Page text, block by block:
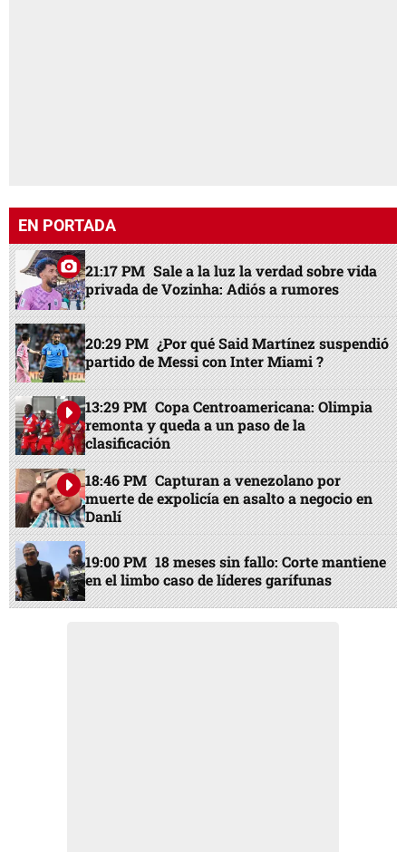
EN PORTADA
21:17 PM Sale a la luz la verdad sobre vida
privada de Vozinha: Adiós a rumores
20:29 PM ¿Por qué Said Martínez suspendió
partido de Messi con Inter Miami ?
13:29 PM Copa Centroamericana: Olimpia
remonta y queda a un paso de la
clasificación
18:46 PM Capturan a venezolano por
muerte de expolicía en asalto a negocio en
Danlí
19:00 PM 18 meses sin fallo: Corte mantiene
en el limbo caso de líderes garífunas